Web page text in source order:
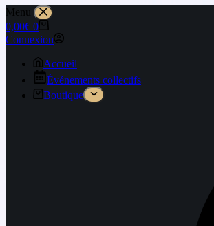
Menu
0,00€ 0
Connexion
Accueil
Événements collectifs
Boutique